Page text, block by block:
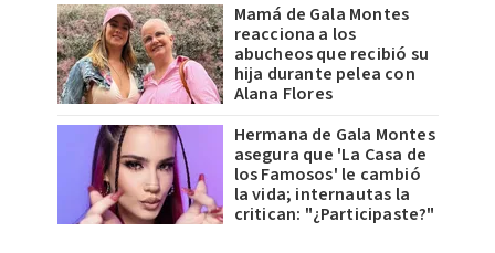
Mamá de Gala Montes
reacciona a los
abucheos que recibió su
hija durante pelea con
Alana Flores
Hermana de Gala Montes
asegura que 'La Casa de
los Famosos' le cambió
la vida; internautas la
critican: "¿Participaste?"